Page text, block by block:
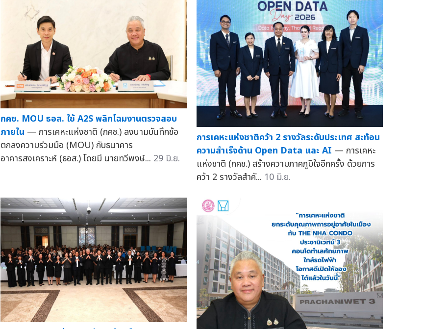
กคช. MOU ธอส. ใช้ A2S พลิกโฉมงานตรวจสอบ
ภายใน — การเคหะแห่งชาติ (กคช.) ลงนามบันทึกข้อ
ตกลงความร่วมมือ (MOU) กับธนาคาร
อาคารสงเคราะห์ (ธอส.) โดยมี นายทวีพงษ์... 29 มิ.ย.
การเคหะแห่งชาติคว้า 2 รางวัลระดับประเทศ สะท้อน
ความสำเร็จด้าน Open Data และ AI — การเคหะ
แห่งชาติ (กคช.) สร้างความภาคภูมิใจอีกครั้ง ด้วยการ
คว้า 2 รางวัลสำคั... 10 มิ.ย.